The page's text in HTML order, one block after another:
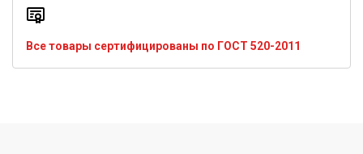
Все товары сертифицированы по ГОСТ 520-2011